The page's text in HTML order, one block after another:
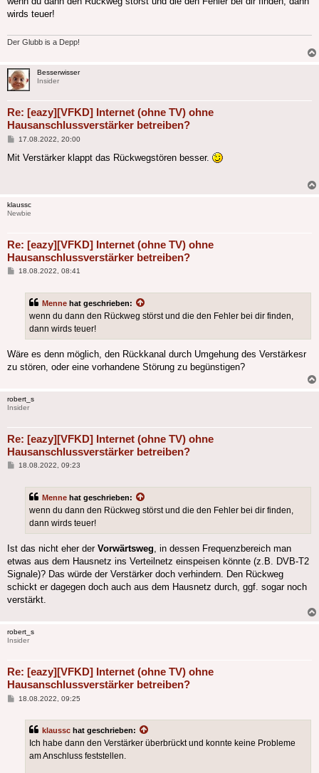
wirds teuer!
Der Glubb is a Depp!
Besserwisser
Insider
Re: [eazy][VFKD] Internet (ohne TV) ohne
Hausanschlussverstärker betreiben?
Beitrag
17.08.2022, 20:00
Mit Verstärker klappt das Rückwegstören besser.
klaussc
Newbie
Re: [eazy][VFKD] Internet (ohne TV) ohne
Hausanschlussverstärker betreiben?
Beitrag
18.08.2022, 08:41
Menne hat geschrieben:
wenn du dann den Rückweg störst und die den Fehler bei dir finden,
dann wirds teuer!
Wäre es denn möglich, den Rückkanal durch Umgehung des Verstärkesr
zu stören, oder eine vorhandene Störung zu begünstigen?
robert_s
Insider
Re: [eazy][VFKD] Internet (ohne TV) ohne
Hausanschlussverstärker betreiben?
Beitrag
18.08.2022, 09:23
Menne hat geschrieben:
wenn du dann den Rückweg störst und die den Fehler bei dir finden,
dann wirds teuer!
Ist das nicht eher der Vorwärtsweg, in dessen Frequenzbereich man
etwas aus dem Hausnetz ins Verteilnetz einspeisen könnte (z.B. DVB-T2
Signale)? Das würde der Verstärker doch verhindern. Den Rückweg
schickt er dagegen doch auch aus dem Hausnetz durch, ggf. sogar noch
verstärkt.
robert_s
Insider
Re: [eazy][VFKD] Internet (ohne TV) ohne
Hausanschlussverstärker betreiben?
Beitrag
18.08.2022, 09:25
klaussc hat geschrieben:
Ich habe dann den Verstärker überbrückt und konnte keine Probleme
am Anschluss feststellen.